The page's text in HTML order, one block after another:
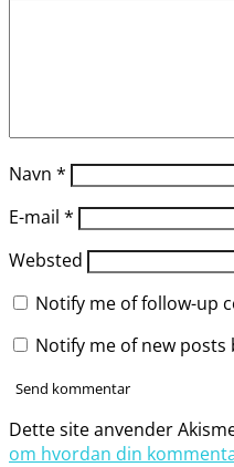
Navn *
E-mail *
Websted
Notify me of follow-up
Notify me of new posts
Dette site anvender
om hvordan din